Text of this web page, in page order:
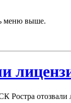
меню выше.
Ростра отозвали